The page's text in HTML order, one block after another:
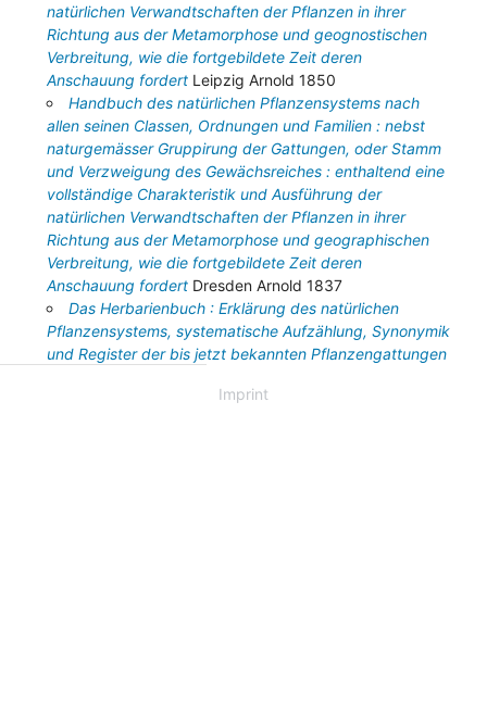
natürlichen Verwandtschaften der Pflanzen in ihrer
Richtung aus der Metamorphose und geognostischen
Verbreitung, wie die fortgebildete Zeit deren
Anschauung fordertLeipzig Arnold 1850
Handbuch des natürlichen Pflanzensystems nach
allen seinen Classen, Ordnungen und Familien : nebst
naturgemässer Gruppirung der Gattungen, oder Stamm
und Verzweigung des Gewächsreiches : enthaltend eine
vollständige Charakteristik und Ausführung der
natürlichen Verwandtschaften der Pflanzen in ihrer
Richtung aus der Metamorphose und geographischen
Verbreitung, wie die fortgebildete Zeit deren
Anschauung fordertDresden Arnold 1837
Das Herbarienbuch : Erklärung des natürlichen
Pflanzensystems, systematische Aufzählung, Synonymik
und Register der bis jetzt bekannten Pflanzengattungen
plantarum systematicus synonymicus et alphabeticus ad
Imprint